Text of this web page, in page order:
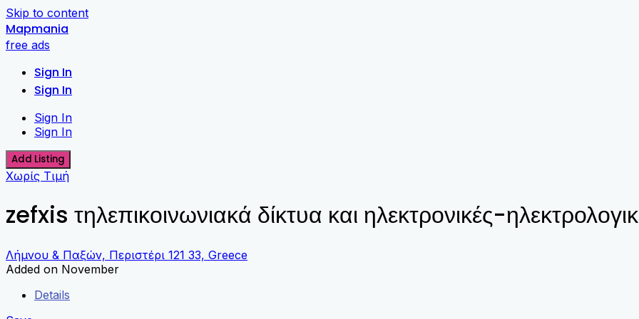
Skip to content
Mapmania
free ads
Sign In
Sign In
Sign In
Sign In
Add Listing
Χωρίς Τιμή
zefxis τηλεπικοινωνιακά δίκτυα και ηλεκτρονικές-
Λήμνου & Παξών, Περιστέρι 121 33, Greece
Added on November
Details